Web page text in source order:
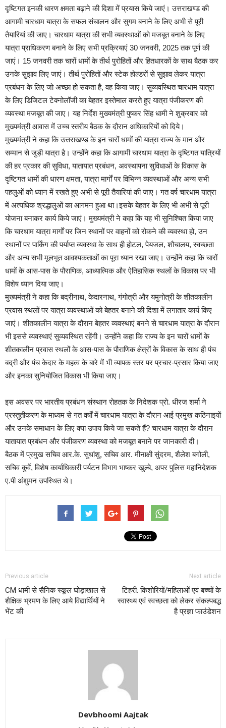
दृष्टिगत इनकी धारण क्षमता बढ़ाने की दिशा में प्रयास किये जाएं। उत्तराखण्ड की
आगामी चारधाम यात्रा के सफल संचालन और सुगम बनाने के लिए अभी से पूरी
तैयारियां की जाए। चारधाम यात्रा की सभी व्यवस्थाओं को मजबूत बनाने के लिए
यात्रा प्राधिकरण बनाने के लिए सभी प्रक्रियाएं 30 जनवरी, 2025 तक पूर्ण की
जाएं। 15 जनवरी तक चारों धामों के तीर्थ पुरोहितों और हितधारकों के साथ बैठक कर
उनके सुझाव लिए जाएं। तीर्थ पुरोहितों और स्टेक होल्डरों से सुझाव लेकर यात्रा
प्रबंधन के लिए जो अच्छा हो सकता है, वह किया जाए। सुव्यवस्थित चारधाम यात्रा
के लिए डिजिटल टेक्नोलॉजी का बेहतर इस्तेमाल करते हुए यात्रा पंजीकरण की
व्यवस्था मजबूत की जाए। यह निर्देश मुख्यमंत्री पुष्कर सिंह धामी ने शुक्रवार को
मुख्यमंत्री आवास में उच्च स्तरीय बैठक के दौरान अधिकारियों को दिये।
मुख्यमंत्री ने कहा कि उत्तराखण्ड के इन चारों धामों की यात्रा राज्य के मान और
सम्मान से जुड़ी यात्रा है। उन्होंने कहा कि आगामी चारधाम यात्रा के दृष्टिगत यात्रियों
की हर प्रकार की सुविधा, यातायात प्रबंधन, अवस्थापना सुविधाओं के विकास के
दृष्टिगत धामों की धारण क्षमता, यात्रा मार्गों पर विभिन्न व्यवस्थाओं और अन्य सभी
पहलुओं को ध्यान में रखते हुए अभी से पूरी तैयारियां की जाए। गत वर्ष चारधाम यात्रा
में अत्यधिक श्रद्धालुओं का आगमन हुआ था।इसके बेहतर के लिए भी अभी से पूरी
योजना बनाकर कार्य किये जाएं। मुख्यमंत्री ने कहा कि यह भी सुनिश्चित किया जाए
कि चारधाम यात्रा मार्गों पर जिन स्थानों पर वाहनों को रोकने की व्यवस्था हो, उन
स्थानों पर पार्किंग की पर्याप्त व्यवस्था के साथ ही होटल, पेयजल, शौचालय, स्वच्छता
और अन्य सभी मूलभूत आवश्यकताओं का पूरा ध्यान रखा जाए। उन्होंने कहा कि चारों
धामों के आस-पास के पौराणिक, आध्यात्मिक और ऐतिहासिक स्थलों के विकास पर भी
विशेष ध्यान दिया जाए।
मुख्यमंत्री ने कहा कि बद्रीनाथ, केदारनाथ, गंगोत्री और यमुनोत्री के शीतकालीन
प्रवास स्थलों पर यात्रा व्यवस्थाओं को बेहतर बनाने की दिशा में लगातार कार्य किए
जाएं। शीतकालीन यात्रा के दौरान बेहतर व्यवस्थाएं बनने से चारधाम यात्रा के दौरान
भी इससे व्यवस्थाएं सुव्यवस्थित रहेंगी। उन्होंने कहा कि राज्य के इन चारों धामों के
शीतकालीन प्रवास स्थलों के आस-पास के पौराणिक क्षेत्रों के विकास के साथ ही पंच
बद्री और पंच केदार के महत्व के बारे में भी व्यापक स्तर पर प्रचार-प्रसार किया जाए
और इनका सुनियोजित विकास भी किया जाए।
इस अवसर पर भारतीय प्रबंधन संस्थान रोहतक के निदेशक प्रो. धीरज शर्मा ने
प्रस्तुतीकरण के माध्यम से गत वर्षों में चारधाम यात्रा के दौरान आई प्रमुख कठिनाइयों
और उनके समाधान के लिए क्या उपाय किये जा सकते हैं? चारधाम यात्रा के दौरान
यातायात प्रबंधन और पंजीकरण व्यवस्था को मजबूत बनाने पर जानकारी दी।
बैठक में प्रमुख सचिव आर.के. सुधांशु, सचिव आर. मीनाक्षी सुंदरम, शैलेश बगोली,
सचिव कुर्वे, विशेष कार्याधिकारी पर्यटन विभाग भाष्कर खुल्बे, अपर पुलिस महानिदेशक
ए.पी अंशुमन उपस्थित थे।
Previous article
CM धामी से सैनिक स्कूल घोड़ाखाल से
शैक्षिक भ्रमण के लिए आये विद्यार्थियों ने
भेंट की
Next article
टिहरी: किशोरियों/महिलाओं एवं बच्चों के
स्वास्थ्य एवं स्वच्छता को लेकर संकल्पबद्ध
है प्रज्ञा फाउंडेशन
Devbhoomi Aajtak